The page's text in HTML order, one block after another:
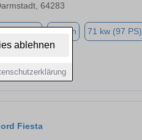
ablehnen
64283
Benzin 71 kw (97 PS)
Fiesta